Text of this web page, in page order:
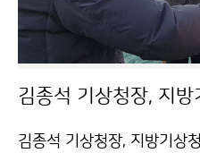
김종석 기상청장, 지방기상